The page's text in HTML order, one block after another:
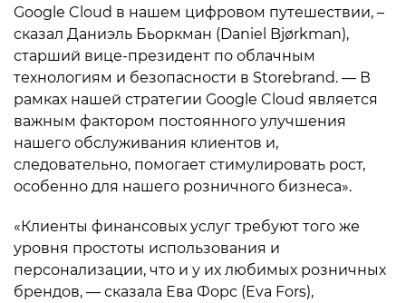
Google Cloud в нашем цифровом путешествии, –
сказал Даниэль Бьоркман (Daniel Bjørkman),
старший вице-президент по облачным
технологиям и безопасности в Storebrand. — В
рамках нашей стратегии Google Cloud является
важным фактором постоянного улучшения
нашего обслуживания клиентов и,
следовательно, помогает стимулировать рост,
особенно для нашего розничного бизнеса».
«Клиенты финансовых услуг требуют того же
уровня простоты использования и
персонализации, что и у их любимых розничных
брендов, — сказала Ева Форс (Eva Fors),